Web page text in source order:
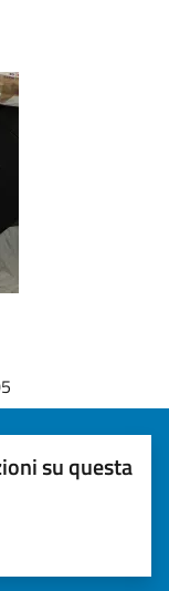
su questa
la chiarezza delle